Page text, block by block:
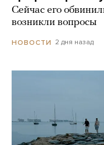
Сейчас его
возникли вопросы
НОВОСТИ 2 дня назад